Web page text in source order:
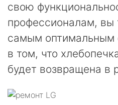
свою
профессионалам, вы
самым оптимальным
в том, что
будет возвращена в